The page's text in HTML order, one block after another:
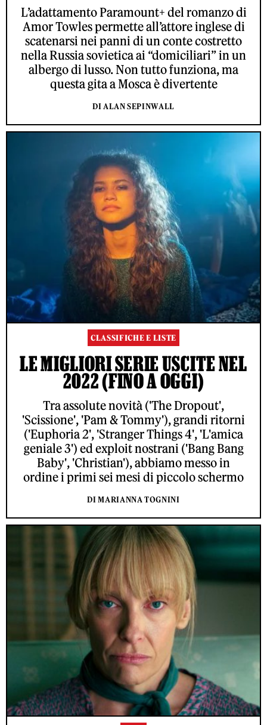
L’adattamento Paramount+ del romanzo di
Amor Towles permette all’attore inglese di
scatenarsi nei panni di un conte costretto
nella Russia sovietica ai “domiciliari” in un
albergo di lusso. Non tutto funziona, ma
questa gita a Mosca è divertente
DI ALAN SEPINWALL
CLASSIFICHE E LISTE
LE MIGLIORI SERIE USCITE NEL
2022 (FINO A OGGI)
Tra assolute novità ('The Dropout',
'Scissione', 'Pam & Tommy'), grandi ritorni
('Euphoria 2', 'Stranger Things 4', 'L'amica
geniale 3') ed exploit nostrani ('Bang Bang
Baby', 'Christian'), abbiamo messo in
ordine i primi sei mesi di piccolo schermo
DI MARIANNA TOGNINI